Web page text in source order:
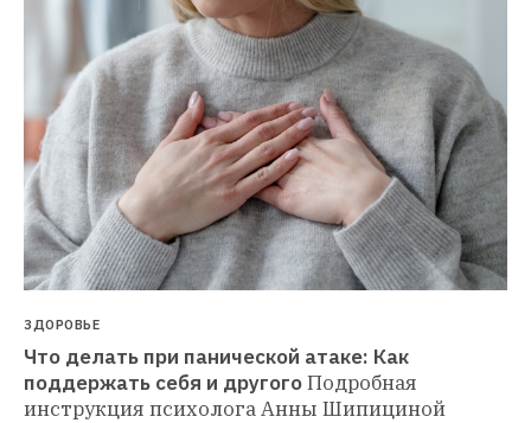
ЗДОРОВЬЕ
Что делать при панической атаке: Как
поддержать себя и другогоПодробная
инструкция психолога Анны Шипициной